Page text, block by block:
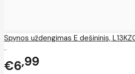
Spynos uždengimas E dešininis,
..
€6 99